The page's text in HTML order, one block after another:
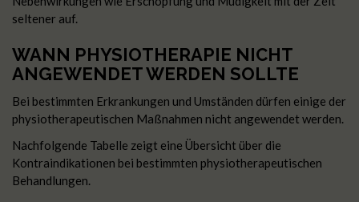
seltener auf.
WANN PHYSIOTHERAPIE NICHT
ANGEWENDET WERDEN SOLLTE
Bei bestimmten Erkrankungen und Umständen dürfen einige der
physiotherapeutischen Maßnahmen nicht angewendet werden.
Nachfolgende Tabelle zeigt eine Übersicht über die
Kontraindikationen bei bestimmten physiotherapeutischen
Behandlungen.